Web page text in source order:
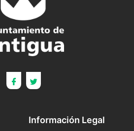
Información Legal